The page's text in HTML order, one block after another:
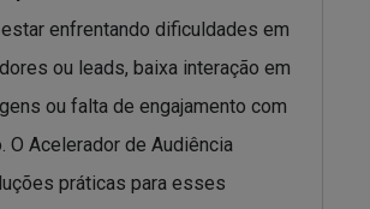
enfrentando dificuldades em
ou leads, baixa interação em
ou falta de engajamento com
O Acelerador de Audiência
práticas para esses